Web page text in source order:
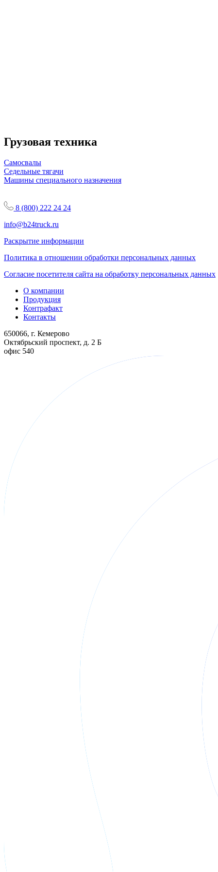
Грузовая техника
Самосвалы
Седельные тягачи
Машины специального назначения
8 (800) 222 24 24
info@b24truck.ru
Раскрытие информации
Политика в отношении обработки персональных данных
Согласие посетителя сайта на обработку персональных данных
О компании
Продукция
Контрафакт
Контакты
650066, г. Кемерово
Октябрьский проспект, д. 2 Б
офис 540